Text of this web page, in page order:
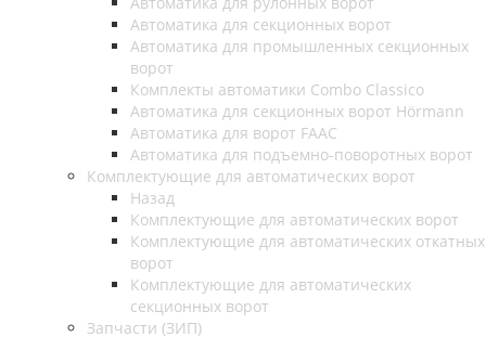
Автоматика для секционных ворот
Автоматика для промышленных секционных
ворот
Комплекты автоматики Combo Classico
Автоматика для секционных ворот Hörmann
Автоматика для ворот FAAC
Автоматика для подъемно-поворотных ворот
Комплектующие для автоматических ворот
Назад
Комплектующие для автоматических ворот
Комплектующие для автоматических откатных
ворот
Комплектующие для автоматических
секционных ворот
Запчасти (ЗИП)